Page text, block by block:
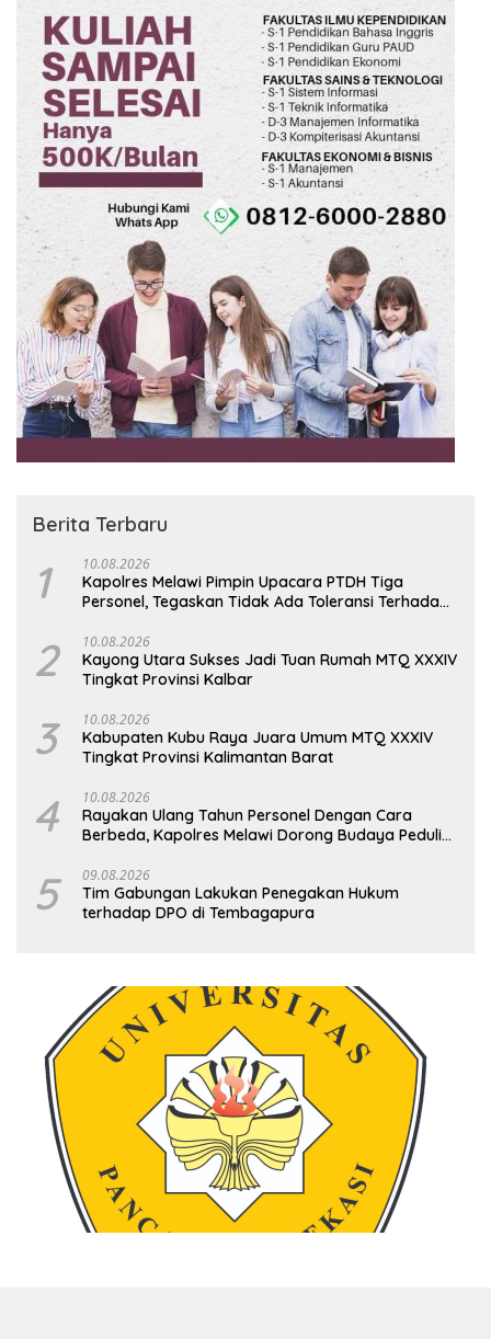
Berita Terbaru
1 10.08.2026
Kapolres Melawi Pimpin Upacara PTDH Tiga
Personel, Tegaskan Tidak Ada Toleransi Terhadap
2 10.08.2026
Kayong Utara Sukses Jadi Tuan Rumah MTQ XXXIV
Tingkat Provinsi Kalbar
3 10.08.2026
Kabupaten Kubu Raya Juara Umum MTQ XXXIV
Tingkat Provinsi Kalimantan Barat
4 10.08.2026
Rayakan Ulang Tahun Personel Dengan Cara
Berbeda, Kapolres Melawi Dorong Budaya Peduli
5 09.08.2026
Tim Gabungan Lakukan Penegakan Hukum
terhadap DPO di Tembagapura